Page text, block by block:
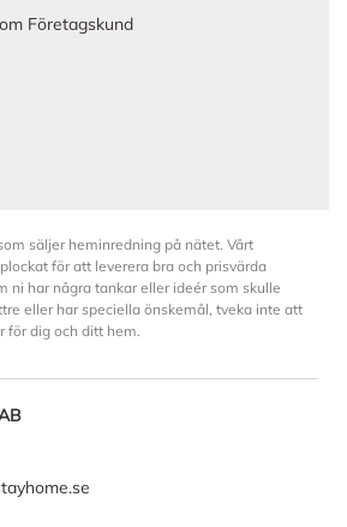
Företagskund
säljer heminredning på nätet. Vårt
för att leverera bra och prisvärda
ni har några tankar eller ideér som skulle
eller har speciella önskemål, tveka inte att
för dig och ditt hem.